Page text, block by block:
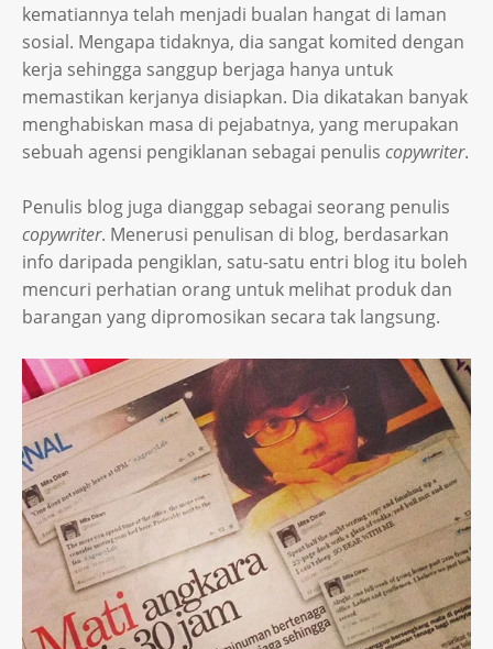
kematiannya telah menjadi bualan hangat di laman
sosial. Mengapa tidaknya, dia sangat komited dengan
kerja sehingga sanggup berjaga hanya untuk
memastikan kerjanya disiapkan. Dia dikatakan banyak
menghabiskan masa di pejabatnya, yang merupakan
sebuah agensi pengiklanan sebagai penulis copywriter.
Penulis blog juga dianggap sebagai seorang penulis
copywriter. Menerusi penulisan di blog, berdasarkan
info daripada pengiklan, satu-satu entri blog itu boleh
mencuri perhatian orang untuk melihat produk dan
barangan yang dipromosikan secara tak langsung.